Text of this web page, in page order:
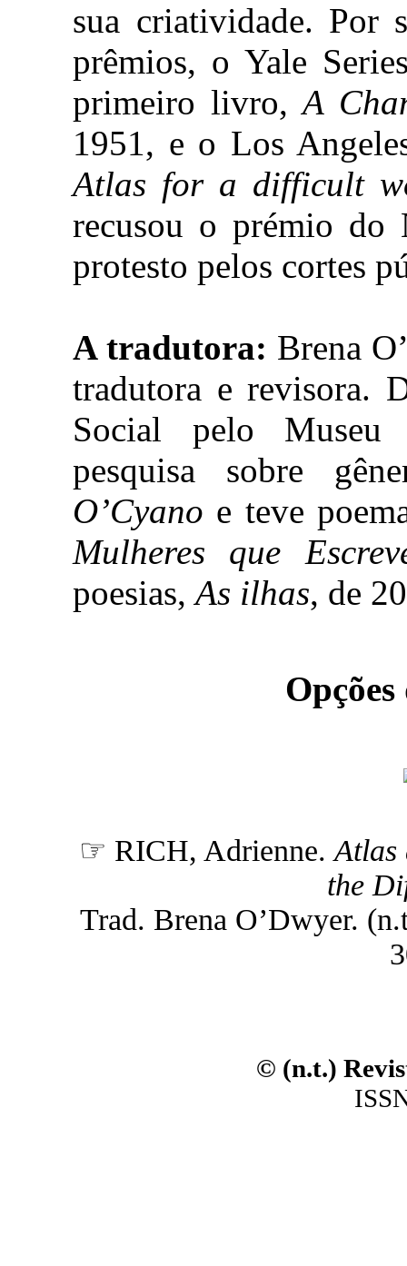
sua criatividade. Por
prêmios, o Yale
primeiro livro,A
1951, e o Los
Atlas for a difficult
recusou o prémio
protesto pelos cortes
A tradutora: Brena
tradutora e revisora.
Social pelo
pesquisa sobre
O’Cyano e teve
Mulheres que
poesias,As ilhas, de
☞ RICH, Adrienne.Atlas
the
Trad. Brena O’Dwyer.
© (n.t.)